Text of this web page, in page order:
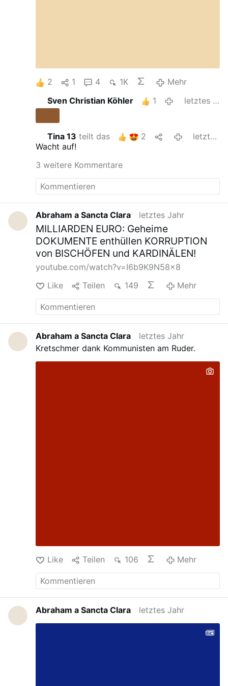
2 1 4 1K
Mehr
Sven Christian Köhler
1 letztes Jahr
Tina 13 teilt das 2
letztes Jahr
Wacht auf!
3 weitere Kommentare
Abraham a Sancta Clara letztes Jahr
MILLIARDEN EURO: Geheime
DOKUMENTE enthüllen KORRUPTION
von BISCHÖFEN und KARDINÄLEN!
youtube.com/watch?v=I6b9K9N58x8
Like
Teilen 149 Mehr
Abraham a Sancta Clara
letztes Jahr
Kretschmer dank Kommunisten am Ruder.
Like Teilen 106 Mehr
Abraham a Sancta Clara letztes Jahr